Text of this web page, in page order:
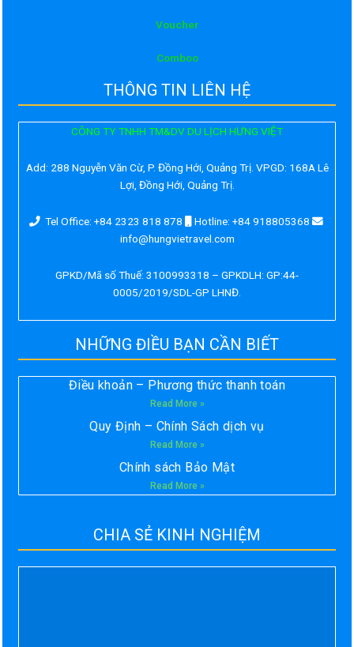
Voucher
Comboo
THÔNG TIN LIÊN HỆ
CÔNG TY TNHH TM&DV DU LỊCH HƯNG VIỆT
Add: 288 Nguyễn Văn Cừ, P. Đồng Hới, Quảng Trị. VPGD: 168A Lê
Lợi, Đồng Hới, Quảng Trị.
Tel Office: +84 2323 818 878
Hotline: +84 918805368
info@hungvietravel.com
GPKD/Mã số Thuế: 3100993318 – GPKDLH: GP:44-
0005/2019/SDL-GP LHNĐ.
NHỮNG ĐIỀU BẠN CẦN BIẾT
Điều khoản – Phương thức thanh toán
Read More »
Quy Định – Chính Sách dịch vụ
Read More »
Chính sách Bảo Mật
Read More »
CHIA SẺ KINH NGHIỆM